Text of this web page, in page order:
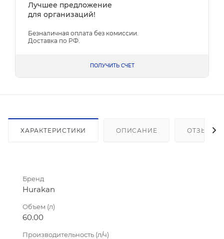
Лучшее предложение
для организаций!
Безналичная оплата без комиссии.
Доставка по РФ.
ПОЛУЧИТЬ СЧЕТ
ХАРАКТЕРИСТИКИ ОПИСАНИЕ ОТЗЫВЫ
Бренд
Hurakan
Объем (л)
60.00
Производительность (л/ч)